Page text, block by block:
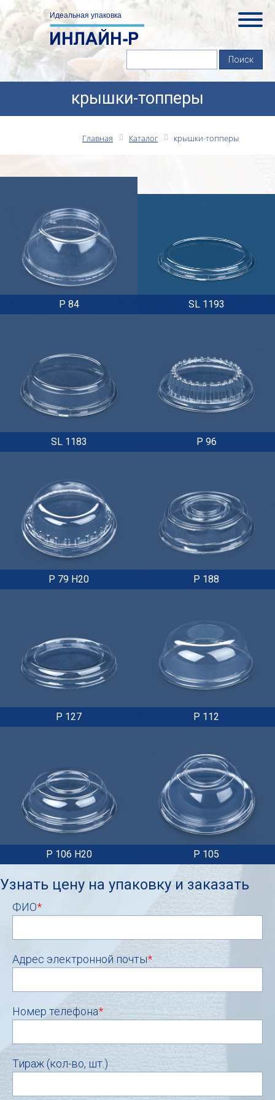
Главная Каталог крышки-топперы
крышки-топперы
Р 84 SL 1193
SL 1183 P 96
P 79 H20 P 188
P 127 P 112
P 106 H20 P 105
Узнать цену на упаковку и заказать
ФИО*
Адрес электронной почты*
Номер телефона*
Тираж (кол-во, шт.)